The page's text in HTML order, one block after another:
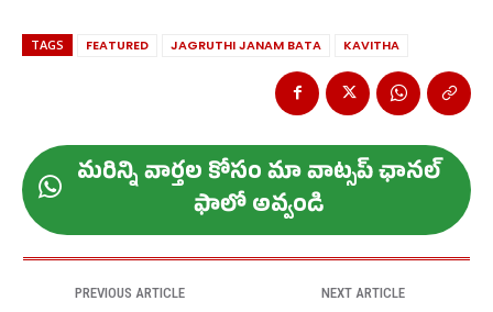
TAGS FEATURED JAGRUTHI JANAM BATA KAVITHA
మ‌రిన్ని వార్త‌ల కోసం మా వాట్స‌ప్ ఛాన‌ల్
ఫాలో అవ్వండి
PREVIOUS ARTICLE NEXT ARTICLE